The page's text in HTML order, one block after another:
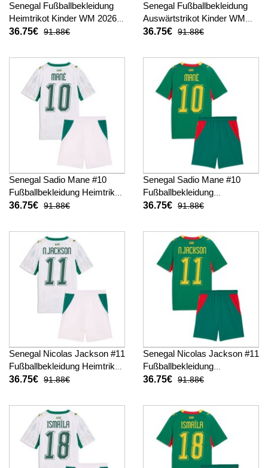
Senegal Fußballbekleidung
Heimtrikot Kinder WM 2026
Kurzarm (+ kurze hosen)
36.75€ 91.88€
Senegal Fußballbekleidung
Auswärtstrikot Kinder WM
2026 Kurzarm (+ kurze
36.75€ 91.88€
Senegal Sadio Mane #10
Fußballbekleidung Heimtrikot
Kinder WM 2026 Kurzarm (+
36.75€ 91.88€
Senegal Sadio Mane #10
Fußballbekleidung
Auswärtstrikot Kinder WM
hosen)
36.75€ 91.88€
Senegal Nicolas Jackson #11
Fußballbekleidung Heimtrikot
Kinder WM 2026 Kurzarm (+
36.75€ 91.88€
Senegal Nicolas Jackson #11
Fußballbekleidung
Auswärtstrikot Kinder WM
hosen)
36.75€ 91.88€